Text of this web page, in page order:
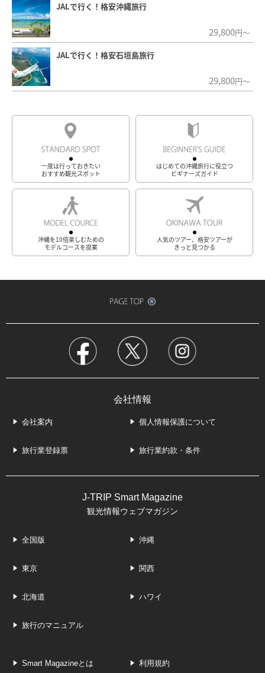
JALで行く！格安沖縄旅行
29,800円～
JALで行く！格安石垣島旅行
29,800円～
一度は行っておきたい
おすすめ観光スポット
はじめての沖縄旅行に役立つ
ビギナーズガイド
沖縄を10倍楽しむための
モデルコースを提案
人気のツアー、格安ツアーが
きっと見つかる
会社情報
会社案内 個人情報保護について
旅行業登録票 旅行業約款・条件
J-TRIP Smart Magazine
観光情報ウェブマガジン
全国版 沖縄
東京 関西
北海道 ハワイ
旅行のマニュアル
Smart Magazineとは 利用規約